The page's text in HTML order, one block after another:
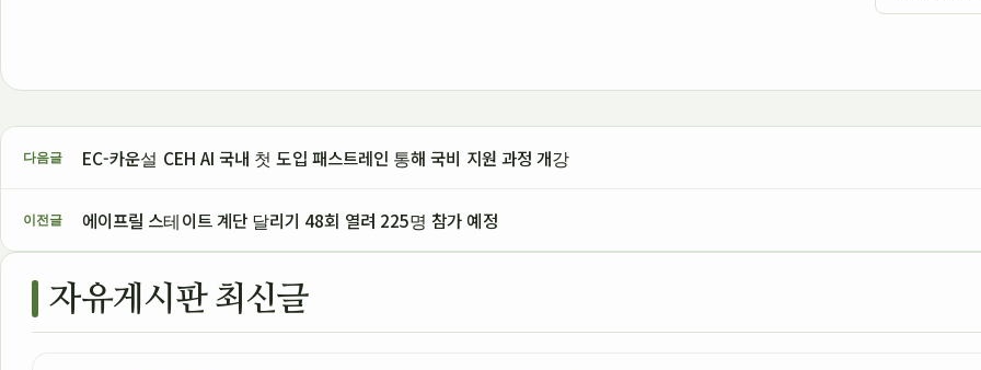
다음글 EC-카운설 CEH AI 국내 첫 도입 패스트레인 통해 국비 지원 과정 개강
이전글 에이프릴 스테이트 계단 달리기 48회 열려 225명 참가 예정
자유게시판 최신글